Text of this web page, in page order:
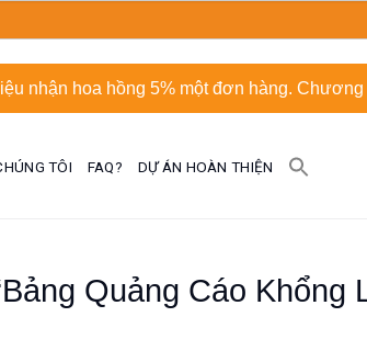
nhận hoa hồng 5% một đơn hàng.
TÔI FAQ? DỰ ÁN HOÀN THIỆN
Quảng Cáo Khổng